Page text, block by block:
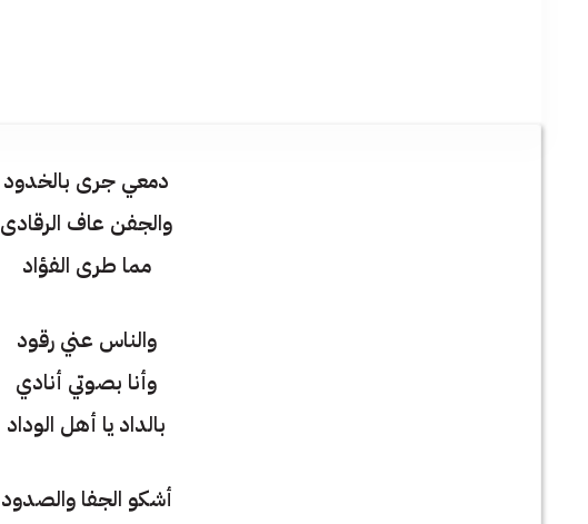
دمعي جرى بالخدود
والجفن عاف الرقادى
مما طرى الفؤاد
والناس عني رقود
وأنا بصوتي أنادي
بالداد يا أهل الوداد
أشكو الجفا والصدود